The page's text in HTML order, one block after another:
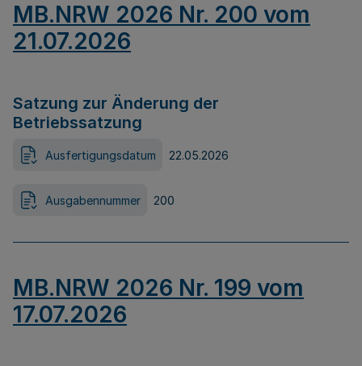
MB.NRW 2026 Nr. 200 vom
21.07.2026
Satzung zur Änderung der
Betriebssatzung
Ausfertigungsdatum 22.05.2026
Ausgabennummer 200
MB.NRW 2026 Nr. 199 vom
17.07.2026